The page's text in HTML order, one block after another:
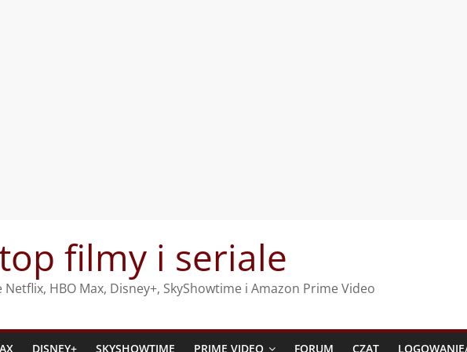
filmy i seriale
HBO Max, Disney+, SkyShowtime i Amazon Prime Video
DISNEY+ SKYSHOWTIME PRIME VIDEO FORUM CZAT